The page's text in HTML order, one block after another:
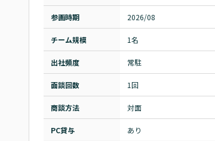
参画時期 2026/08
チーム規模 1名
出社頻度 常駐
面談回数 1回
商談方法 対面
PC貸与 あり